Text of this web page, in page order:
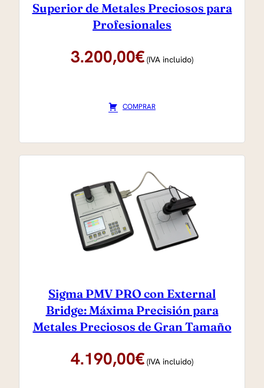
Superior de Metales Preciosos para
Profesionales
3.200,00€ (IVA incluido)
COMPRAR
Sigma PMV PRO con External
Bridge: Máxima Precisión para
Metales Preciosos de Gran Tamaño
4.190,00€ (IVA incluido)